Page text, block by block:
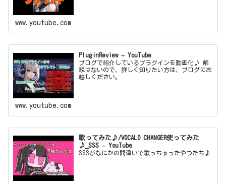
www.youtube.com
PluginReview – YouTube
ブログで紹介しているプラグインを動画化♪ 解
説はないので、詳しく知りたい方は、ブログにお
越しください。
www.youtube.com
歌ってみた♪/VOCALO CHANGER使ってみた
♪_SSS – YouTube
SSSがなにかの間違いで歌っちゃったやつたち♪